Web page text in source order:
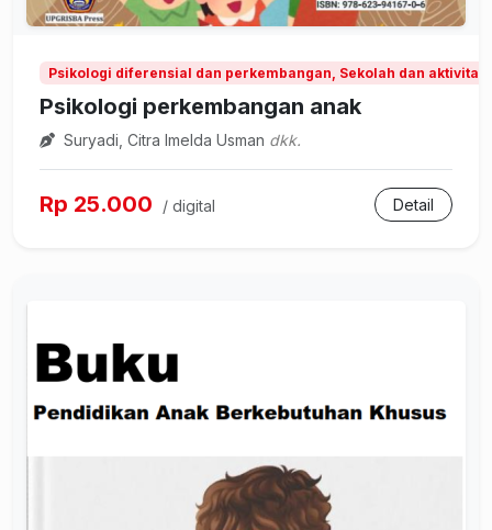
Psikologi diferensial dan perkembangan, Sekolah dan
Psikologi perkembangan anak
Suryadi, Citra Imelda Usman dkk.
Rp 25.000 / digital Detail